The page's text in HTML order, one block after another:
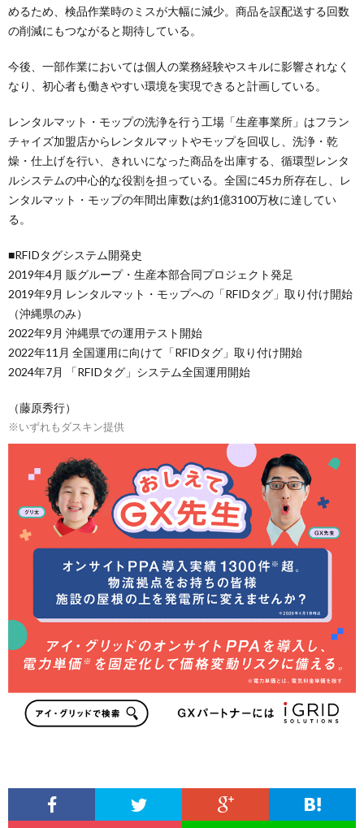
めるため、検品作業時のミスが大幅に減少。商品を誤配送する回数
の削減にもつながると期待している。
今後、一部作業においては個人の業務経験やスキルに影響されなく
なり、初心者も働きやすい環境を実現できると計画している。
レンタルマット・モップの洗浄を行う工場「生産事業所」はフラン
チャイズ加盟店からレンタルマットやモップを回収し、洗浄・乾
燥・仕上げを行い、きれいになった商品を出庫する、循環型レンタ
ルシステムの中心的な役割を担っている。全国に45カ所存在し、レ
ンタルマット・モップの年間出庫数は約1億3100万枚に達してい
る。
■RFIDタグシステム開発史
2019年4月 販グループ・生産本部合同プロジェクト発足
2019年9月 レンタルマット・モップへの「RFIDタグ」取り付け開始
（沖縄県のみ）
2022年9月 沖縄県での運用テスト開始
2022年11月 全国運用に向けて「RFIDタグ」取り付け開始
2024年7月 「RFIDタグ」システム全国運用開始
（藤原秀行）
※いずれもダスキン提供